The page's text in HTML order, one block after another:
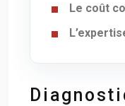
Le coût